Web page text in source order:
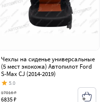
Чехлы на сиденье универсальные
(5 мест экокожа) Автопилот Ford
S-Max CJ (2014-2019)
5.0
6835 ₽
17016 ₽